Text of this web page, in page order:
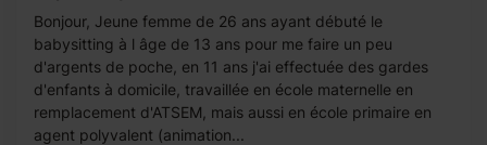
Bonjour, Jeune femme de 26 ans ayant débuté le
babysitting à l âge de 13 ans pour me faire un peu
d'argents de poche, en 11 ans j'ai effectuée des gardes
d'enfants à domicile, travaillée en école maternelle en
remplacement d'ATSEM, mais aussi en école primaire en
agent polyvalent (animation...